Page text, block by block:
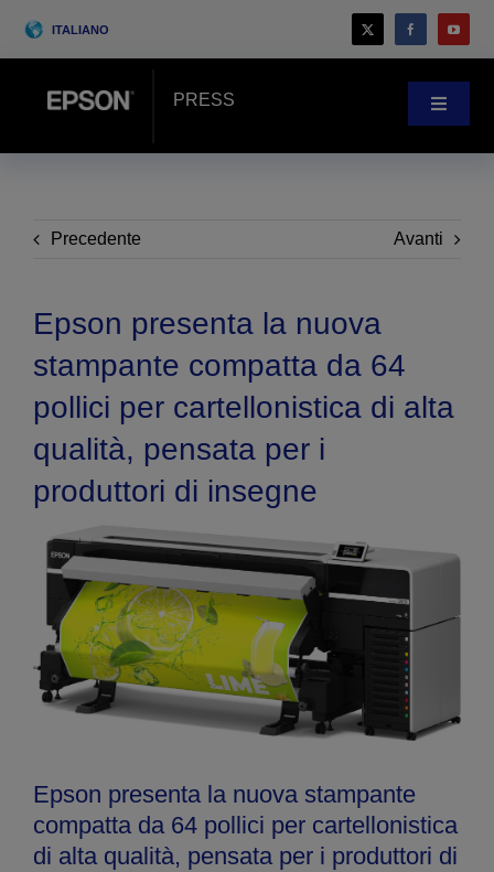
ITALIANO
PRESS
Toggle
Case history
Eventi
Search
Precedente Avanti
Epson presenta la nuova
stampante compatta da 64
pollici per cartellonistica di alta
qualità, pensata per i
produttori di insegne
Epson presenta la nuova stampante
compatta da 64 pollici per cartellonistica
di alta qualità, pensata per i produttori di